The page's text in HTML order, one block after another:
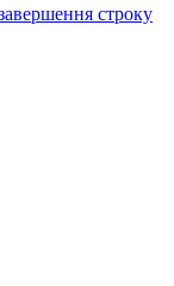
строку